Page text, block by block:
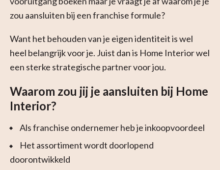
zou aansluiten bij een franchise formule?
Want het behouden van je eigen identiteit is wel
heel belangrijk voor je. Juist dan is Home Interior wel
een sterke strategische partner voor jou.
Waarom zou jij je aansluiten bij Home
Interior?
Als franchise ondernemer heb je inkoopvoordeel
Het assortiment wordt doorlopend
doorontwikkeld